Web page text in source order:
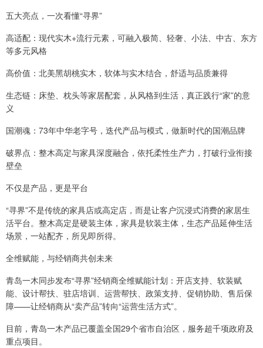
五大亮点，一次看懂“寻界”
高适配：现代实木+流行元素，可融入极简、轻奢、小法、中古、东方
等多元风格
高价值：北美黑胡桃实木，软体与实木结合，舒适与品质兼得
生态链：床垫、枕头等家居配套，从风格到生活，真正践行“家”的意
义
国潮魂：73年中华老字号，迭代产品与模式，做新时代的国潮品牌
破界点：整木高定与家具深度融合，依托柔性生产力，打破行业衔接
壁垒
不仅是产品，更是平台
“寻界”不是传统的家具店或高定店，而是让客户沉浸式消费的家居生
活平台。整木高定是硬装主体，家具是软装主体，生态产品延伸生活
场景，一站配齐，所见即所得。
全维赋能，与经销商共创未来
青岛一木同步发布“寻界”经销商全维赋能计划：开店支持、软装赋
能、设计帮扶、驻店培训、运营帮扶、政策支持、促销协助、售后保
障——让经销商从“卖产品”转向“运营生活方式”。
目前，青岛一木产品已覆盖全国29个省市自治区，服务超千项政府及
重点项目。